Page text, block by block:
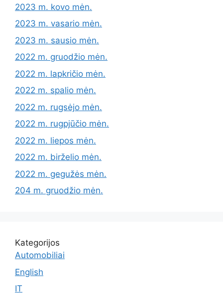
2023 m. kovo mėn.
2023 m. vasario mėn.
2023 m. sausio mėn.
2022 m. gruodžio mėn.
2022 m. lapkričio mėn.
2022 m. spalio mėn.
2022 m. rugsėjo mėn.
2022 m. rugpjūčio mėn.
2022 m. liepos mėn.
2022 m. birželio mėn.
2022 m. gegužės mėn.
204 m. gruodžio mėn.
Kategorijos
Automobiliai
English
IT